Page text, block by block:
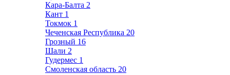
Кара-Балта 2
Кант 1
Токмок 1
Чеченская Республика 20
Грозный 16
Шали 2
Гудермес 1
Смоленская область 20